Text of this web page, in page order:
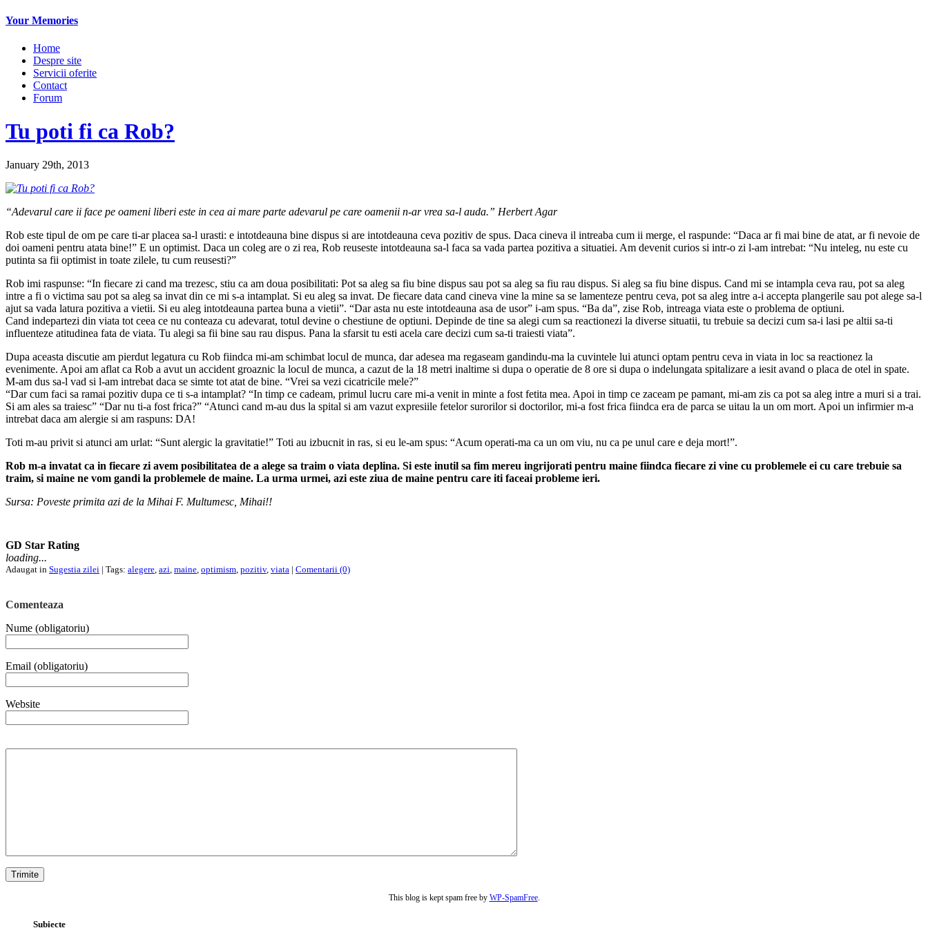
Your Memories
Home
Despre site
Servicii oferite
Contact
Forum
Tu poti fi ca Rob?
January 29th, 2013
“Adevarul care ii face pe oameni liberi este in cea ai mare parte adevarul pe care oamenii n-ar vrea sa-l auda.” Herbert Agar
Rob este tipul de om pe care ti-ar placea sa-l urasti: e intotdeauna bine dispus si are intotdeauna ceva pozitiv de spus. Daca cineva il intreaba cum ii merge, el raspunde: “Daca ar fi mai bine de atat, ar fi nevoie de
doi oameni pentru atata bine!” E un optimist. Daca un coleg are o zi rea, Rob reuseste intotdeauna sa-l faca sa vada partea pozitiva a situatiei. Am devenit curios si intr-o zi l-am intrebat: “Nu inteleg, nu este cu
putinta sa fii optimist in toate zilele, tu cum reusesti?”
Rob imi raspunse: “In fiecare zi cand ma trezesc, stiu ca am doua posibilitati: Pot sa aleg sa fiu bine dispus sau pot sa aleg sa fiu rau dispus. Si aleg sa fiu bine dispus. Cand mi se intampla ceva rau, pot sa aleg
intre a fi o victima sau pot sa aleg sa invat din ce mi s-a intamplat. Si eu aleg sa invat. De fiecare data cand cineva vine la mine sa se lamenteze pentru ceva, pot sa aleg intre a-i accepta plangerile sau pot alege sa-l
ajut sa vada latura pozitiva a vietii. Si eu aleg intotdeauna partea buna a vietii”. “Dar asta nu este intotdeauna asa de usor” i-am spus. “Ba da”, zise Rob, intreaga viata este o problema de optiuni.
Cand indepartezi din viata tot ceea ce nu conteaza cu adevarat, totul devine o chestiune de optiuni. Depinde de tine sa alegi cum sa reactionezi la diverse situatii, tu trebuie sa decizi cum sa-i lasi pe altii sa-ti
influenteze atitudinea fata de viata. Tu alegi sa fii bine sau rau dispus. Pana la sfarsit tu esti acela care decizi cum sa-ti traiesti viata”.
Dupa aceasta discutie am pierdut legatura cu Rob fiindca mi-am schimbat locul de munca, dar adesea ma regaseam gandindu-ma la cuvintele lui atunci optam pentru ceva in viata in loc sa reactionez la
evenimente. Apoi am aflat ca Rob a avut un accident groaznic la locul de munca, a cazut de la 18 metri inaltime si dupa o operatie de 8 ore si dupa o indelungata spitalizare a iesit avand o placa de otel in spate.
M-am dus sa-l vad si l-am intrebat daca se simte tot atat de bine. “Vrei sa vezi cicatricile mele?”
“Dar cum faci sa ramai pozitiv dupa ce ti s-a intamplat? “In timp ce cadeam, primul lucru care mi-a venit in minte a fost fetita mea. Apoi in timp ce zaceam pe pamant, mi-am zis ca pot sa aleg intre a muri si a trai.
Si am ales sa traiesc” “Dar nu ti-a fost frica?” “Atunci cand m-au dus la spital si am vazut expresiile fetelor surorilor si doctorilor, mi-a fost frica fiindca era de parca se uitau la un om mort. Apoi un infirmier m-a
intrebat daca am alergie si am raspuns: DA!
Toti m-au privit si atunci am urlat: “Sunt alergic la gravitatie!” Toti au izbucnit in ras, si eu le-am spus: “Acum operati-ma ca un om viu, nu ca pe unul care e deja mort!”.
Rob m-a invatat ca in fiecare zi avem posibilitatea de a alege sa traim o viata deplina. Si este inutil sa fim mereu ingrijorati pentru maine fiindca fiecare zi vine cu problemele ei cu care trebuie sa
traim, si maine ne vom gandi la problemele de maine. La urma urmei, azi este ziua de maine pentru care iti faceai probleme ieri.
Sursa: Poveste primita azi de la Mihai F. Multumesc, Mihai!!
GD Star Rating
loading...
Adaugat in Sugestia zilei | Tags: alegere, azi, maine, optimism, pozitiv, viata | Comentarii (0)
Comenteaza
Nume (obligatoriu)
Email (obligatoriu)
Website
This blog is kept spam free by WP-SpamFree.
Subiecte